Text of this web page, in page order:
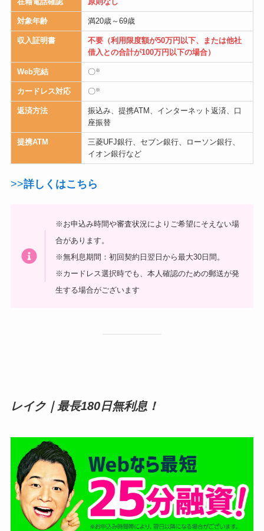
対象年齢 満20歳～69歳
収入証明書
不要（利用限度額が50万円以下、または他社
借入との合計が100万円以下の場合）
Web完結 〇※
カードレス対応 〇※
返済方法
振込み、提携ATM、インターネット返済、口
座振替
提携ATM
三菱UFJ銀行、セブン銀行、ローソン銀行、
イオン銀行など
>>詳しくはこちら
※お申込み時間や審査状況によりご希望にそえない場
合があります。
※無利息期間：初回契約日翌日から最大30日間。
※カードレス選択時でも、本人確認のための郵送が発
生する場合がございます
レイク｜ 最長180日無利息！